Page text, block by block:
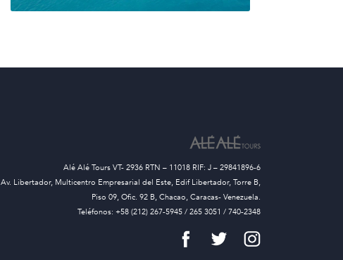
Alé Alé Tours VT- 2936 RTN – 11018 RIF: J – 29841896-6
Av. Libertador, Multicentro Empresarial del Este, Edif Libertador, Torre B,
Piso 09, Ofic. 92 B, Chacao, Caracas- Venezuela.
Teléfonos: +58 (212) 267-5945 / 265 3051 / 740-2348